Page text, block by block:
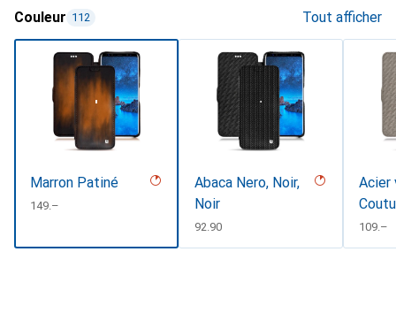
Couleur 112 Tout afficher
Marron Patiné
CHF
149.–
Abaca Nero, Noir,
Noir
CHF
92.90
Acier
CHF
109.–